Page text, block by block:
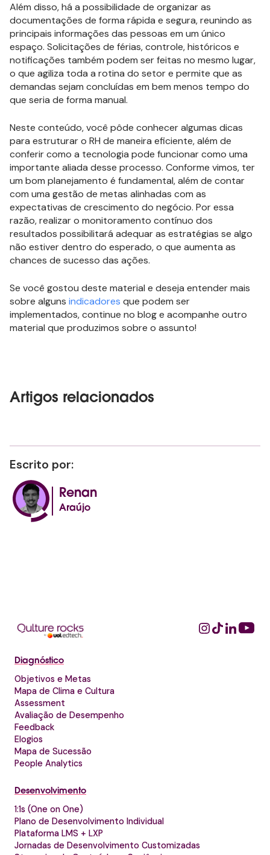
Além disso, há a possibilidade de organizar as
documentações de forma rápida e segura, reunindo as
principais informações das pessoas em um único
espaço. Solicitações de férias, controle, históricos e
notificações também podem ser feitas no mesmo lugar,
o que agiliza toda a rotina do setor e permite que as
demandas sejam concluídas em bem menos tempo do
que seria de forma manual.
Neste conteúdo, você pôde conhecer algumas dicas
para estruturar o RH de maneira eficiente, além de
conferir como a tecnologia pode funcionar como uma
importante aliada desse processo. Conforme vimos, ter
um bom planejamento é fundamental, além de contar
com uma gestão de metas alinhadas com as
expectativas de crescimento do negócio. Por essa
razão, realizar o monitoramento contínuo dos
resultados possibilitará adequar as estratégias se algo
não estiver dentro do esperado, o que aumenta as
chances de sucesso das ações.
Se você gostou deste material e deseja entender mais
sobre alguns indicadores que podem ser
implementados, continue no blog e acompanhe outro
material que produzimos sobre o assunto!
Artigos relacionados
Escrito por:
Renan
Araújo
Diagnóstico
Objetivos e Metas
Mapa de Clima e Cultura
Assessment
Avaliação de Desempenho
Feedback
Elogios
Mapa de Sucessão
People Analytics
Desenvolvimento
1:1s (One on One)
Plano de Desenvolvimento Individual
Plataforma LMS + LXP
Jornadas de Desenvolvimento Customizadas